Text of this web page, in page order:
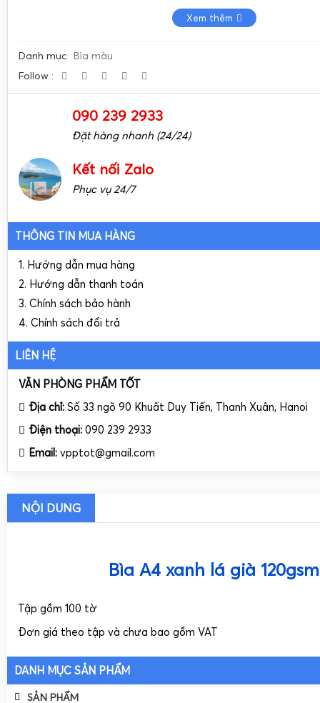
Xem thêm
Danh mục
Bìa màu
Follow :
090 239 2933
Đặt hàng nhanh (24/24)
Kết nối Zalo
Phục vụ 24/7
THÔNG TIN MUA HÀNG
1. Hướng dẫn mua hàng
2. Hướng dẫn thanh toán
3. Chính sách bảo hành
4. Chính sách đổi trả
LIÊN HỆ
VĂN PHÒNG PHẨM TỐT
Địa chỉ: Số 33 ngõ 90 Khuất Duy Tiến, Thanh Xuân, Hanoi
Điện thoại: 090 239 2933
Email: vpptot@gmail.com
NỘI DUNG
Bìa A4 xanh lá già 120gsm
Tập gồm 100 tờ
Đơn giá theo tập và chưa bao gồm VAT
DANH MỤC SẢN PHẨM
SẢN PHẨM